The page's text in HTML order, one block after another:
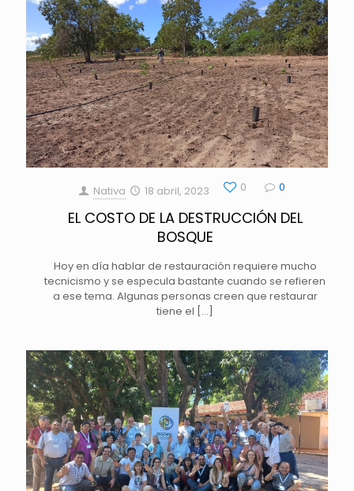
Nativa 18 abril, 2023 0 0
EL COSTO DE LA DESTRUCCIÓN DEL
BOSQUE
Hoy en día hablar de restauración requiere mucho
tecnicismo y se especula bastante cuando se refieren
a ese tema. Algunas personas creen que restaurar
tiene el […]